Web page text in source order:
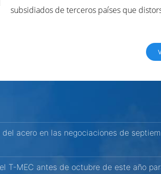
subsidiados de terceros países que
acero en las negociaciones de
T-MEC antes de octubre de este año